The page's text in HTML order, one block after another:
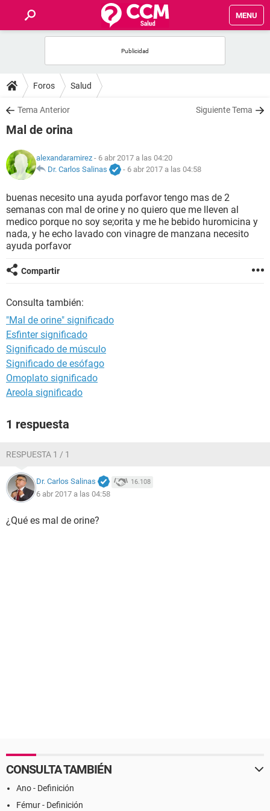
MENU
FOROS
SALUD
NUTRICIÓN
BIENESTAR
SEXUALIDAD
GLOSARIO
Foros Salud
Tema Anterior Siguiente Tema
Mal de orina
alexandaramirez - 6 abr 2017 a las 04:20
Dr. Carlos Salinas
- 6 abr 2017 a las 04:58
buenas necesito una ayuda porfavor tengo mas de 2
semanas con mal de orine y no quiero que me lleven al
medico porque no soy se;orita y me he bebido huromicina y
nada, y he echo lavado con vinagre de manzana necesito
ayuda porfavor
Compartir
Consulta también:
"Mal de orine" significado
Esfinter significado
Significado de músculo
Significado de esófago
Omoplato significado
Areola significado
1 respuesta
RESPUESTA 1 / 1
Dr. Carlos Salinas 16.108
6 abr 2017 a las 04:58
¿Qué es mal de orine?
CONSULTA TAMBIÉN
Ano - Definición
Fémur - Definición